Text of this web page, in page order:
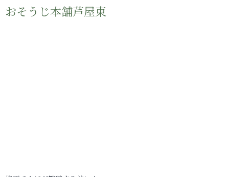
おそうじ本舗芦屋東